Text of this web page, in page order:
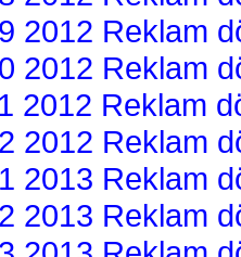
2012 Reklam
2012 Reklam
2012 Reklam
2012 Reklam
2013 Reklam
2013 Reklam